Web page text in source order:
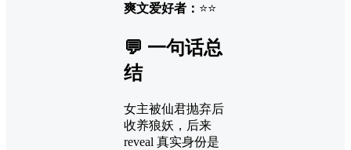
爽文爱好者： ⭐⭐
💬 一句话总
结
女主被仙君抛弃后
收养狼妖，后来
reveal 真实身份是